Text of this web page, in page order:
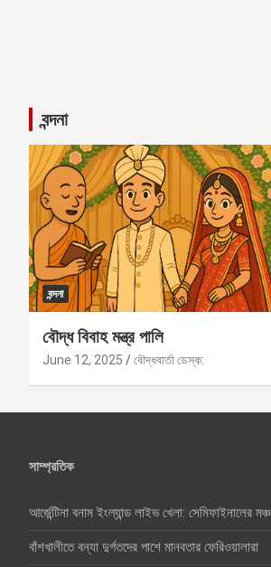
বন্দনা
বন্দনা
বৌদ্ধ বিবাহ মন্ত্র পালি
June 12, 2025 বৌদ্ধবার্তা ডেস্ক:
সাম্প্রতিক
আর্জেন্টিনা বনাম ইংল্যান্ড লাইভ খেলা: সেমিফাইনালের মঞ্চ
বাঁশখালীতে বন্যা দুর্গতদের পাশে মানবতার ফেরিওয়ালারা